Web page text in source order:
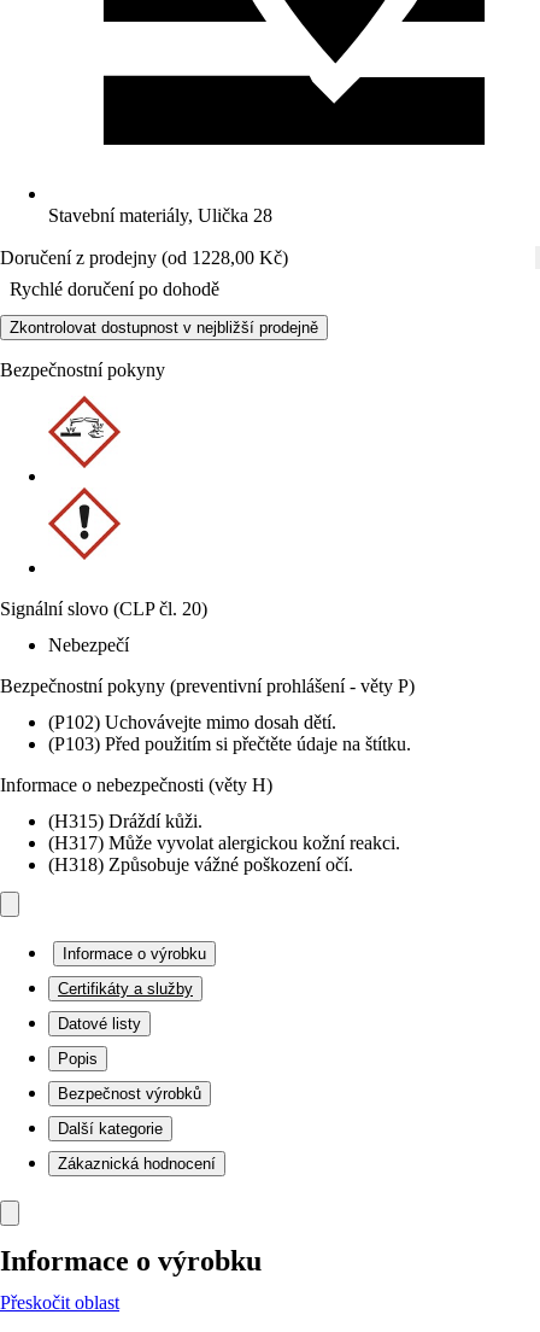
Stavební materiály, Ulička 28
Doručení z prodejny (od 1228,00 Kč)
Rychlé doručení po dohodě
Zkontrolovat dostupnost v nejbližší prodejně
Bezpečnostní pokyny
Signální slovo (CLP čl. 20)
Nebezpečí
Bezpečnostní pokyny (preventivní prohlášení - věty P)
(P102) Uchovávejte mimo dosah dětí.
(P103) Před použitím si přečtěte údaje na štítku.
Informace o nebezpečnosti (věty H)
(H315) Dráždí kůži.
(H317) Může vyvolat alergickou kožní reakci.
(H318) Způsobuje vážné poškození očí.
Informace o výrobku
Certifikáty a služby
Datové listy
Popis
Bezpečnost výrobků
Další kategorie
Zákaznická hodnocení
Informace o výrobku
Přeskočit oblast